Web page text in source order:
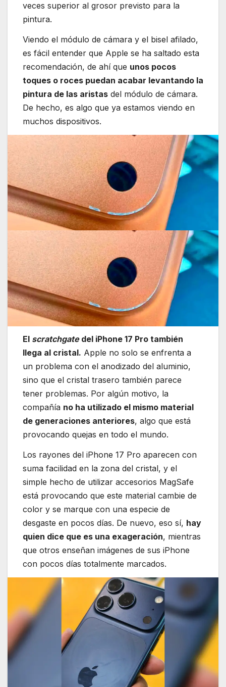
veces superior al grosor previsto para la
pintura.
Viendo el módulo de cámara y el bisel afilado,
es fácil entender que Apple se ha saltado esta
recomendación, de ahí que unos pocos
toques o roces puedan acabar levantando la
pintura de las aristas del módulo de cámara.
De hecho, es algo que ya estamos viendo en
muchos dispositivos.
El scratchgatedel iPhone 17 Pro también
llega al cristal. Apple no solo se enfrenta a
un problema con el anodizado del aluminio,
sino que el cristal trasero también parece
tener problemas. Por algún motivo, la
compañía no ha utilizado el mismo material
de generaciones anteriores, algo que está
provocando quejas en todo el mundo.
Los rayones del iPhone 17 Pro aparecen con
suma facilidad en la zona del cristal, y el
simple hecho de utilizar accesorios MagSafe
está provocando que este material cambie de
color y se marque con una especie de
desgaste en pocos días. De nuevo, eso sí, hay
quien dice que es una exageración, mientras
que otros enseñan imágenes de sus iPhone
con pocos días totalmente marcados.